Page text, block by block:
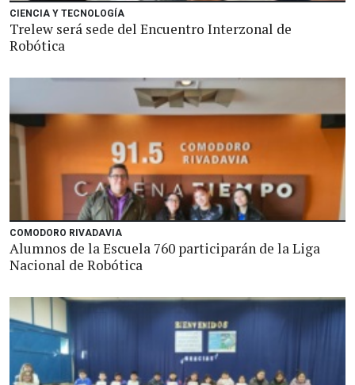
CIENCIA Y TECNOLOGÍA
Trelew será sede del Encuentro Interzonal de
Robótica
COMODORO RIVADAVIA
Alumnos de la Escuela 760 participarán de la Liga
Nacional de Robótica